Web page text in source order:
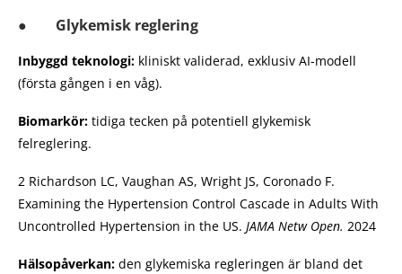
● Glykemisk reglering
Inbyggd teknologi: kliniskt validerad, exklusiv AI-modell
(första gången i en våg).
Biomarkör: tidiga tecken på potentiell glykemisk
felreglering.
2 Richardson LC, Vaughan AS, Wright JS, Coronado F.
Examining the Hypertension Control Cascade in Adults With
Uncontrolled Hypertension in the US. JAMA Netw Open. 2024
Hälsopåverkan: den glykemiska regleringen är bland det